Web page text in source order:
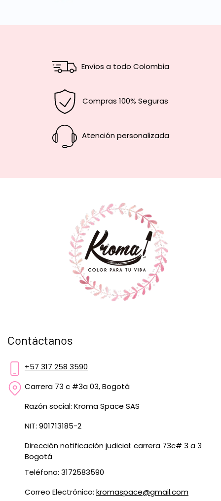
Envíos a todo Colombia
Compras 100% Seguras
Atención personalizada
Contáctanos
+57 317 258 3590
Carrera 73 c #3a 03, Bogotá
Razón social: Kroma Space SAS
NIT: 901713185-2
Dirección notificación judicial: carrera 73c# 3 a 3
Bogotá
Teléfono: 3172583590
Correo Electrónico: kromaspace@gmail.com